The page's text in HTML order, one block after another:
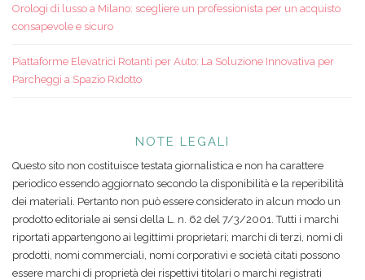
Orologi di lusso a Milano: scegliere un professionista per un acquisto
consapevole e sicuro
Piattaforme Elevatrici Rotanti per Auto: La Soluzione Innovativa per
Parcheggi a Spazio Ridotto
NOTE LEGALI
Questo sito non costituisce testata giornalistica e non ha carattere
periodico essendo aggiornato secondo la disponibilità e la reperibilità
dei materiali. Pertanto non può essere considerato in alcun modo un
prodotto editoriale ai sensi della L. n. 62 del 7/3/2001. Tutti i marchi
riportati appartengono ai legittimi proprietari; marchi di terzi, nomi di
prodotti, nomi commerciali, nomi corporativi e società citati possono
essere marchi di proprietà dei rispettivi titolari o marchi registrati